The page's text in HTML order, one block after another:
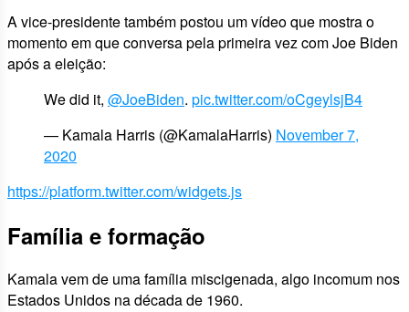
A vice-presidente também postou um vídeo que mostra o
momento em que conversa pela primeira vez com Joe Biden
após a eleição:
We did it, @JoeBiden. pic.twitter.com/oCgeylsjB4
— Kamala Harris (@KamalaHarris) November 7,
2020
https://platform.twitter.com/widgets.js
Família e formação
Kamala vem de uma família miscigenada, algo incomum nos
Estados Unidos na década de 1960.